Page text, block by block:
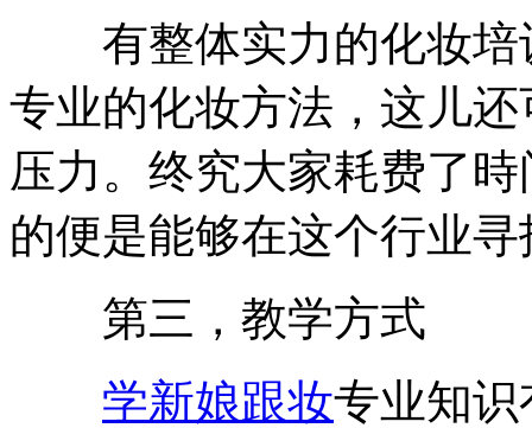
有整体实力的化妆培
专业的化妆方法，这儿
压力。终究大家耗费了
的便是能够在这个行业
第三，教学方式
学新娘跟妆专业知